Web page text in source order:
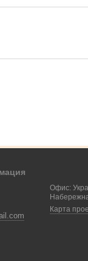
Офис:
Карта